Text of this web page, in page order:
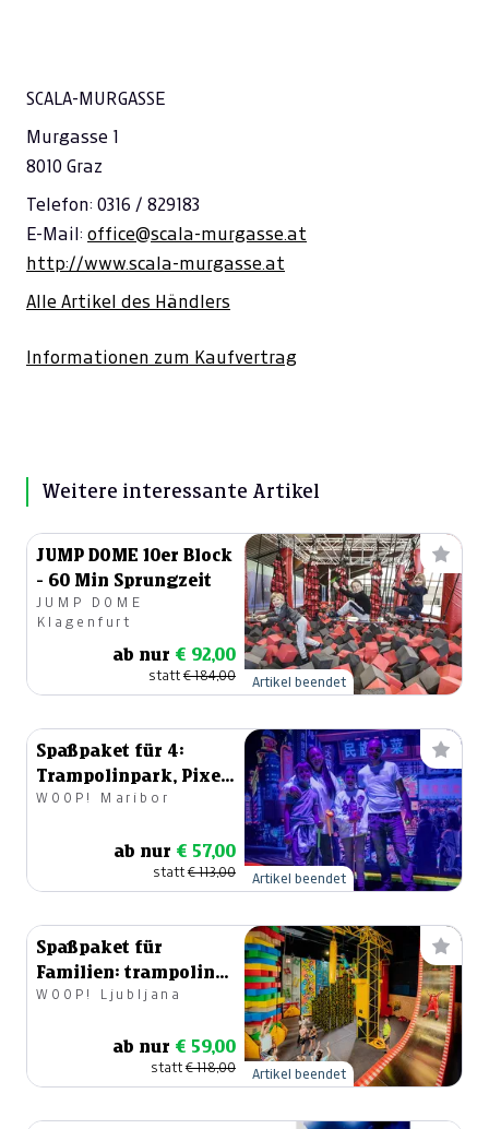
SCALA-MURGASSE
Murgasse 1
8010 Graz
Telefon: 0316 / 829183
E-Mail: office@scala-murgasse.at
http://www.scala-murgasse.at
Alle Artikel des Händlers
Informationen zum Kaufvertrag
Weitere interessante Artikel
JUMP DOME 10er Block
- 60 Min Sprungzeit
JUMP DOME
Klagenfurt
ab nur € 92,00
statt€ 184,00 Artikel beendet
Spaßpaket für 4:
Trampolinpark, Pixel
und Minigolf
WOOP! Maribor
ab nur € 57,00
statt€ 113,00 Artikel beendet
Spaßpaket für
Familien: trampolin
park und fun walls
WOOP! Ljubljana
ab nur € 59,00
statt€ 118,00 Artikel beendet